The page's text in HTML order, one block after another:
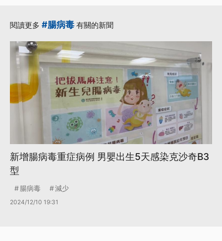
閱讀更多 #腸病毒 有關的新聞
新增腸病毒重症病例 男嬰出生5天感染克沙奇B3
型
腸病毒 減少
2024/12/10 19:31